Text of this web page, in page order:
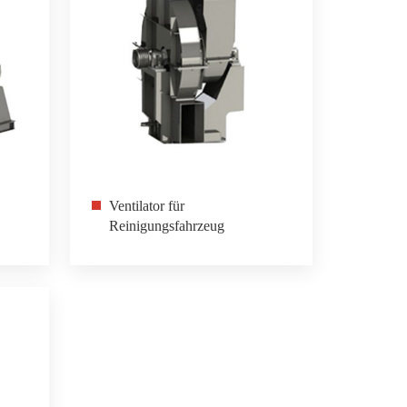
Ventilator für
Reinigungsfahrzeug